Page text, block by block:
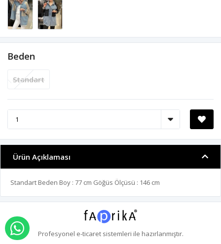
Beden
Standart
Ürün Açıklaması
Standart Beden Boy : 77 cm Göğüs Ölçüsü : 146 cm
Profesyonel e-ticaretsistemleri ile hazırlanmıştır.